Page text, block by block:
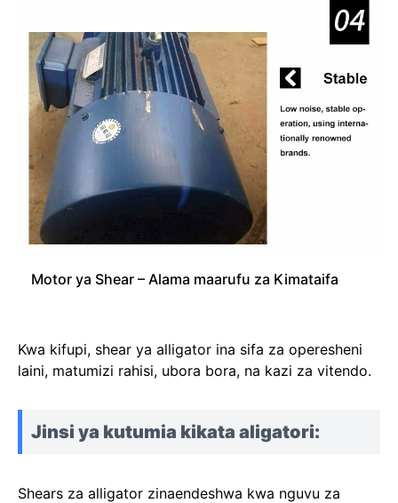
Motor ya Shear – Alama maarufu za Kimataifa
Kwa kifupi, shear ya alligator ina sifa za operesheni
laini, matumizi rahisi, ubora bora, na kazi za vitendo.
Jinsi ya kutumia kikata aligatori:
Shears za alligator zinaendeshwa kwa nguvu za